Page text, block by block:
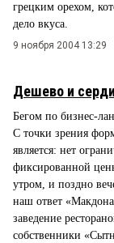
грецким орехом,
дело вкуса.
9 ноября 2004 13:29
Дешево и
Бегом по бизнес-
С точки зрения
является: нет
фиксированной
утром, и поздно
наш ответ
заведение
собственники